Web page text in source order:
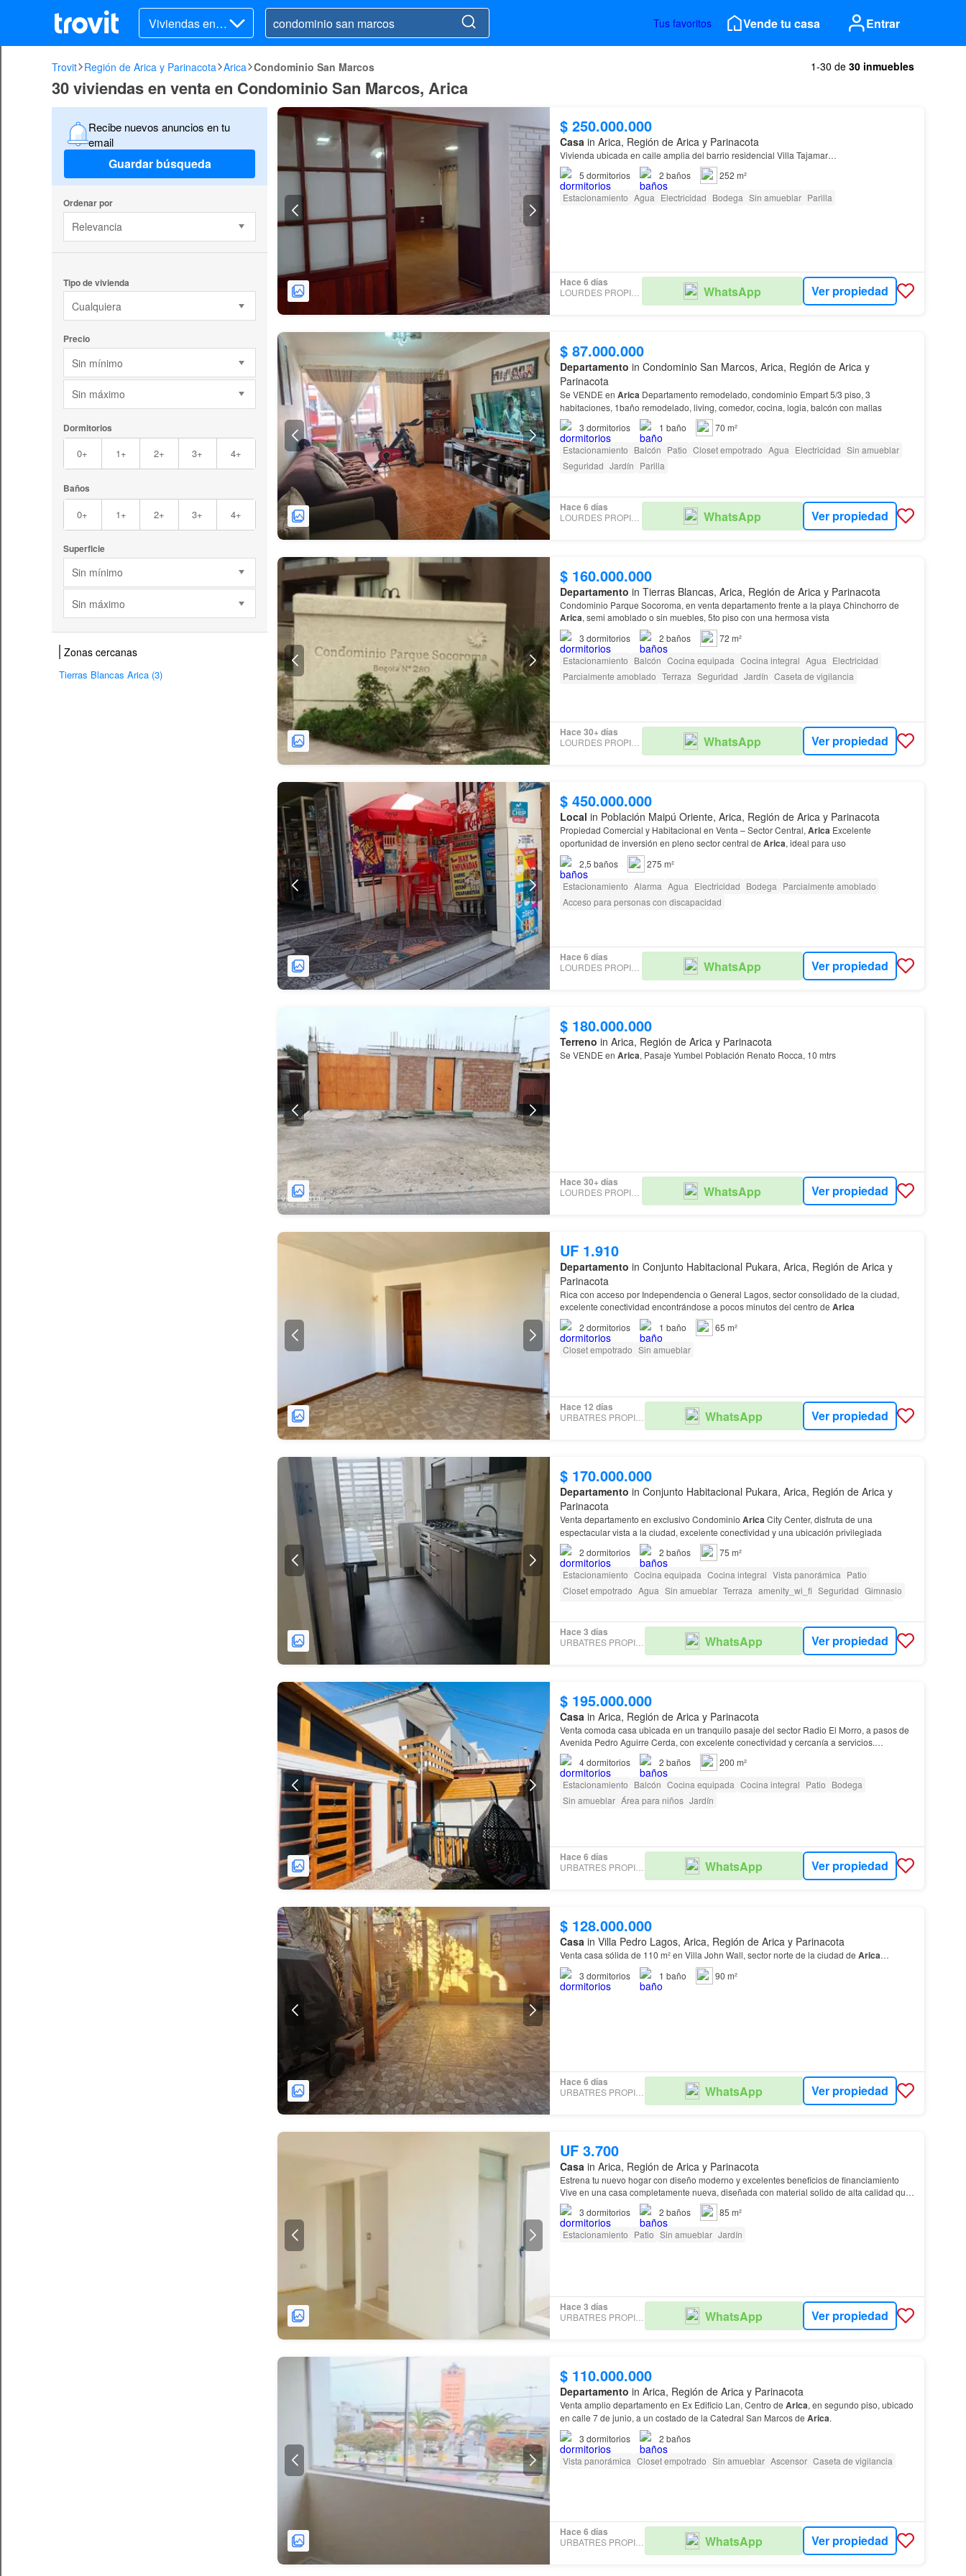
Viviendas en v
enta
Tus favoritos Vende tu casa Entrar
Trovit Región de Arica y Parinacota Arica Condominio San Marcos 1-30 de 30 inmuebles
30 viviendas en venta en Condominio San Marcos, Arica
Recibe nuevos anuncios en tu
email
Guardar búsqueda
Ordenar por
Relevancia
Tipo de vivienda
Cualquiera
Precio
Sin mínimo
Sin máximo
Dormitorios
0+ 1+ 2+ 3+ 4+
Baños
0+ 1+ 2+ 3+ 4+
Superficie
Sin mínimo
Sin máximo
Zonas cercanas
Tierras Blancas Arica (3)
$ 250.000.000
Casain Arica, Región de Arica y Parinacota
Vivienda ubicada en calle amplia del barrio residencial Villa Tajamar…
5 dormitorios 2 baños
252 m²
Estacionamiento Agua Electricidad Bodega Sin amueblar Parilla
Hace 6 días
LOURDES PROPIEDADES WhatsApp Ver propiedad
$ 87.000.000
Departamento in Condominio San Marcos, Arica, Región de Arica y
Parinacota
Se VENDE en Arica Departamento remodelado, condominio Empart 5/3 piso, 3
habitaciones, 1baño remodelado, living, comedor, cocina, logia, balcón con mallas
3 dormitorios 1 baño
70 m²
Estacionamiento Balcón Patio Closet empotrado Agua Electricidad Sin amueblar
Seguridad Jardín Parilla
Hace 6 días
LOURDES PROPIEDADES WhatsApp Ver propiedad
$ 160.000.000
Departamento in Tierras Blancas, Arica, Región de Arica y Parinacota
Condominio Parque Socoroma, en venta departamento frente a la playa Chinchorro de
Arica
, semi amoblado o sin muebles, 5to piso con una hermosa vista
3 dormitorios 2 baños
72 m²
Estacionamiento Balcón Cocina equipada Cocina integral Agua Electricidad
Parcialmente amoblado Terraza Seguridad Jardín Caseta de vigilancia
Hace 30+ días
LOURDES PROPIEDADES WhatsApp Ver propiedad
$ 450.000.000
Local in Población Maipú Oriente, Arica, Región de Arica y Parinacota
Propiedad Comercial y Habitacional en Venta – Sector Central, Arica Excelente
oportunidad de inversión en pleno sector central de Arica, ideal para uso
2,5 baños
275 m²
Estacionamiento Alarma Agua Electricidad Bodega Parcialmente amoblado
Acceso para personas con discapacidad
Hace 6 días
LOURDES PROPIEDADES WhatsApp Ver propiedad
$ 180.000.000
Terreno in Arica, Región de Arica y Parinacota
Se VENDE en Arica , Pasaje Yumbel Población Renato Rocca, 10 mtrs
Hace 30+ días
LOURDES PROPIEDADES WhatsApp Ver propiedad
UF 1.910
Departamento in Conjunto Habitacional Pukara, Arica, Región de Arica y
Parinacota
Rica con acceso por Independencia o General Lagos, sector consolidado de la ciudad,
excelente conectividad encontrándose a pocos minutos del centro de Arica
2 dormitorios 1 baño
65 m²
Closet empotrado Sin amueblar
Hace 12 días
URBATRES PROPIEDADES WhatsApp Ver propiedad
$ 170.000.000
Departamento in Conjunto Habitacional Pukara, Arica, Región de Arica y
Parinacota
Venta departamento en exclusivo Condominio AricaCity Center, disfruta de una
espectacular vista a la ciudad, excelente conectividad y una ubicación privilegiada
2 dormitorios 2 baños
75 m²
Estacionamiento Cocina equipada Cocina integral Vista panorámica Patio
Closet empotrado Agua Sin amueblar Terraza amenity_wi_fi Seguridad Gimnasio
Hace 3 días
URBATRES PROPIEDADES WhatsApp Ver propiedad
$ 195.000.000
Casa in Arica, Región de Arica y Parinacota
Venta comoda casa ubicada en un tranquilo pasaje del sector Radio El Morro, a pasos de
Avenida Pedro Aguirre Cerda, con excelente conectividad y cercanía a servicios.
Propiedad completamente regularizada, documentación al día…
4dormitorios 2 baños
200 m²
Estacionamiento Balcón Cocina equipada Cocina integral Patio Bodega
Sin amueblar Área para niños Jardín
Hace 6 días
URBATRES PROPIEDADES WhatsApp Ver propiedad
$ 128.000.000
Casa in Villa Pedro Lagos, Arica, Región de Arica y Parinacota
Venta casa sólida de 110 m² en Villa John Wall, sector norte de la ciudad de Arica…
3 dormitorios 1 baño 90 m²
Hace 6 días
URBATRES PROPIEDADES WhatsApp Ver propiedad
UF 3.700
Casa in Arica, Región de Arica y Parinacota
Estrena tu nuevo hogar con diseño moderno y excelentes beneficios de financiamiento
Vive en una casa completamente nueva, diseñada con material solido de alta calidad que
brindan mayor durabilidad, eficiencia y menor necesida…
3 dormitorios 2 baños
85 m²
Estacionamiento Patio Sin amueblar Jardín
Hace 3 días
URBATRES PROPIEDADES WhatsApp Ver propiedad
$ 110.000.000
Departamento in Arica, Región de Arica y Parinacota
Venta amplio departamento en Ex Edificio Lan, Centro de Arica, en segundo piso, ubicado
en calle 7 de junio, a un costado de la Catedral San Marcos de Arica.
3 dormitorios 2 baños
Vista panorámica Closet empotrado Sin amueblar Ascensor Caseta de vigilancia
Hace 6 días
URBATRES PROPIEDADES WhatsApp Ver propiedad